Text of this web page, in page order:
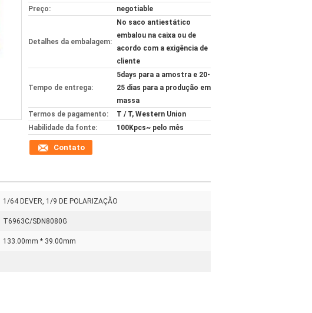
Preço: negotiable
Detalhes da embalagem:
No saco antiestático
embalou na caixa ou de
acordo com a exigência de
cliente
Tempo de entrega:
5days para a amostra e 20-
25 dias para a produção em
massa
Termos de pagamento:
T / T, Western Union
Habilidade da fonte:
100Kpcs~ pelo mês
Contato
1/64 DEVER, 1/9 DE POLARIZAÇÃO
T6963C/SDN8080G
133.00mm * 39.00mm